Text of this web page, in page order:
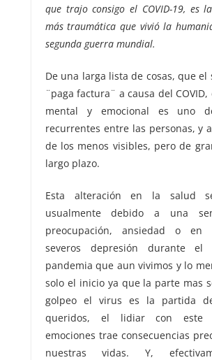
que trajo consigo el COVID-19, es
más traumática que vivió la
segunda guerra mundial.
De una larga lista de cosas, que el
¨paga factura¨ a causa del
mental y emocional es uno
recurrentes entre las personas, y
de los menos visibles, pero de
largo plazo.
Esta alteración en la salud
usualmente debido a una
preocupación, ansiedad o en
severos depresión durante el
pandemia que aun vivimos y lo
solo el inicio ya que la parte mas
golpeo el virus es la partida
queridos, el lidiar con este
emociones trae consecuencias
nuestras vidas. Y,